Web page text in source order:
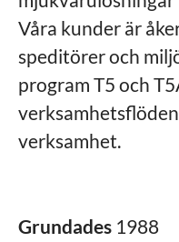
Våra kunder är
speditörer och
program T5 och
verksamhet.
Grundades 1988